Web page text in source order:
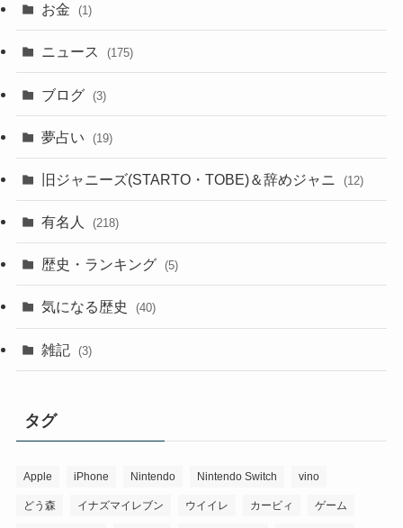
お金 (1)
ニュース (175)
ブログ (3)
夢占い (19)
旧ジャニーズ(STARTO・TOBE)＆辞めジャニ (12)
有名人 (218)
歴史・ランキング (5)
気になる歴史 (40)
雑記 (3)
タグ
Apple iPhone Nintendo Nintendo Switch vino
どう森 イナズマイレブン ウイイレ カービィ ゲーム